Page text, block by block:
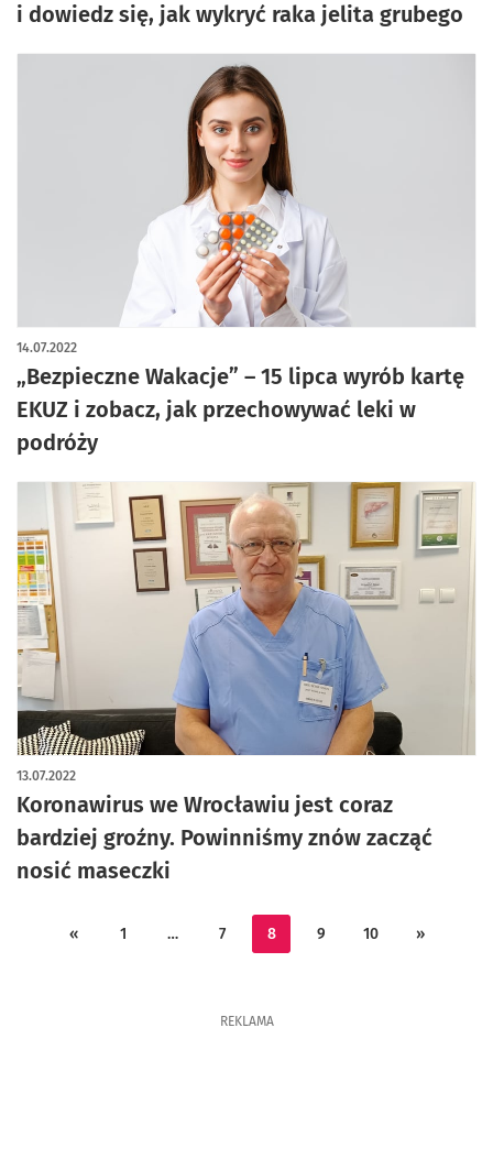
i dowiedz się, jak wykryć raka jelita grubego
„Bezpieczne Wakacje” – 15 lipca wyrób kartę
EKUZ i zobacz, jak przechowywać leki w
podróży
14.07.2022
Koronawirus we Wrocławiu jest coraz
bardziej groźny. Powinniśmy znów zacząć
nosić maseczki
13.07.2022
« 1 … 7 8 9 10 »
REKLAMA